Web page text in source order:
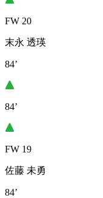
FW 20
末永 透瑛
84’
84’
FW 19
佐藤 未勇
84’